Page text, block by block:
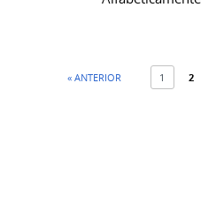
« ANTERIOR 1 2